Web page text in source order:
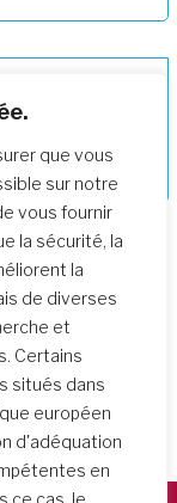
que vous
sur notre
vous fournir
la sécurité, la
la
de diverses
et
Certains
situés dans
européen
d'adéquation
en
ce cas, le